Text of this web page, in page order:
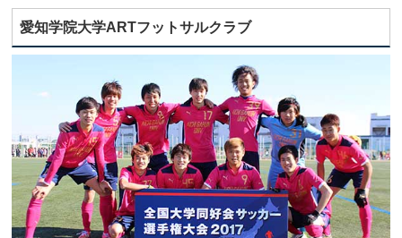
愛知学院大学ARTフットサルクラブ